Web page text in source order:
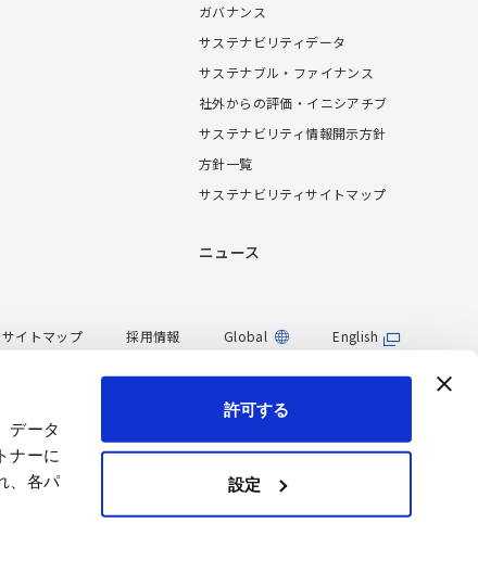
データ
ナーに
、各パ
許可する
設定
ガバナンス
サステナビリティデータ
サステナブル・ファイナンス
社外からの評価・イニシアチブ
サステナビリティ情報開示方針
方針一覧
サステナビリティサイトマップ
ニュース
サイトマップ 採用情報 Global English